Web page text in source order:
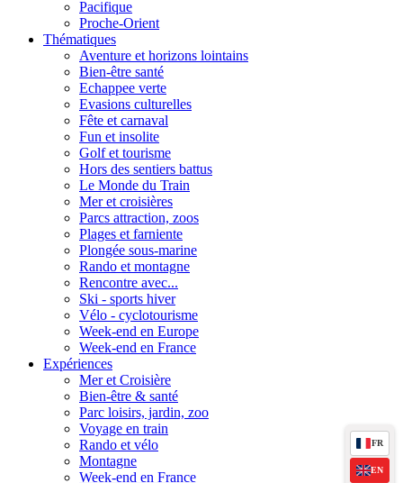
Pacifique
Proche-Orient
Thématiques
Aventure et horizons lointains
Bien-être santé
Echappee verte
Evasions culturelles
Fête et carnaval
Fun et insolite
Golf et tourisme
Hors des sentiers battus
Le Monde du Train
Mer et croisières
Parcs attraction, zoos
Plages et farniente
Plongée sous-marine
Rando et montagne
Rencontre avec...
Ski - sports hiver
Vélo - cyclotourisme
Week-end en Europe
Week-end en France
Expériences
Mer et Croisière
Bien-être & santé
Parc loisirs, jardin, zoo
Voyage en train
Rando et vélo
Montagne
Week-end en France
FR
EN